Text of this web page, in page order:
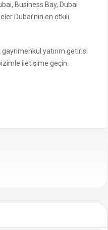
Business Bay, Dubai
Dubai’nin en etkili
yatırım getirisi
iletişime geçin.